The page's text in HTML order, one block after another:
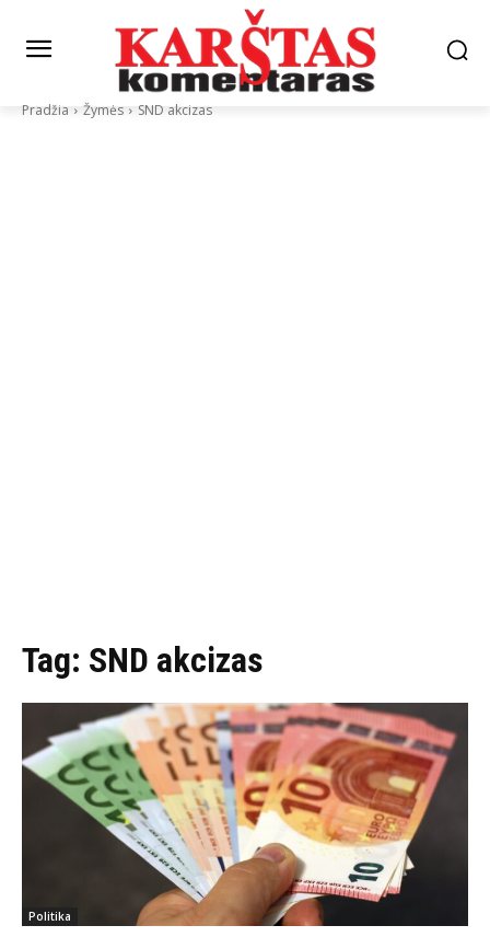
Pradžia Žymės SND akcizas
Tag: SND akcizas
Politika